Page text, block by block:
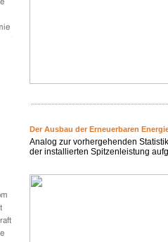
Der Ausbau der Erneuerbaren
Analog zur vorhergehenden
der installierten Spitzenleistung